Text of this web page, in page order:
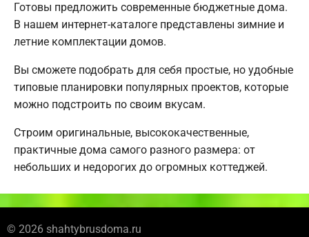
Готовы предложить современные бюджетные дома.
В нашем интернет-каталоге представлены зимние и
летние комплектации домов.
Вы сможете подобрать для себя простые, но удобные
типовые планировки популярных проектов, которые
можно подстроить по своим вкусам.
Строим оригинальные, высококачественные,
практичные дома самого разного размера: от
небольших и недорогих до огромных коттеджей.
© 2026 shahtybrusdoma.ru